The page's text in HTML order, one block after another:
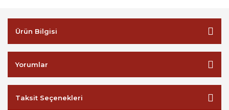
Ürün Bilgisi
Yorumlar
Taksit Seçenekleri